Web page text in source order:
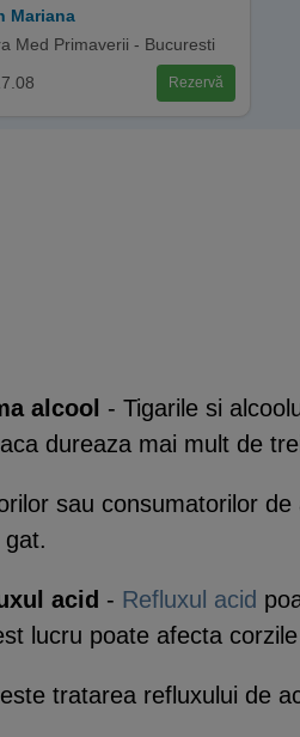
Mariana
Med Primaverii - Bucuresti
Rezervă
alcool - Tigarile si
dureaza mai mult de
sau consumatorilor
acid - Refluxul acid
lucru poate afecta
tratarea refluxului de